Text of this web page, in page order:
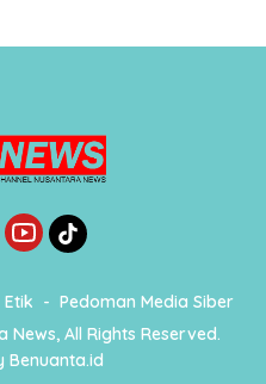
Pedoman Media Siber
All Rights Reserved.
Benuanta.id